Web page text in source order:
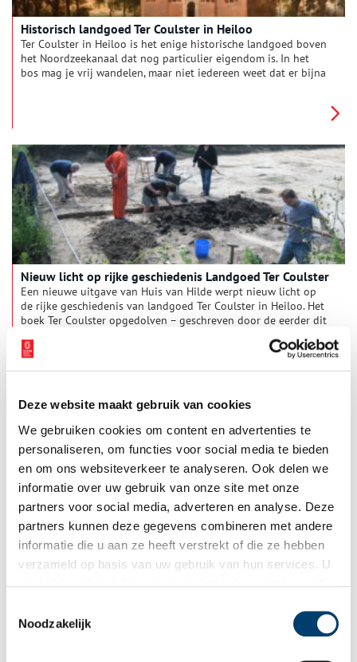
Deze website maakt gebruik van cookies
We gebruiken cookies om content en advertenties te
personaliseren, om functies voor social media te bieden
en om ons websiteverkeer te analyseren. Ook delen we
informatie over uw gebruik van onze site met onze
partners voor social media, adverteren en analyse. Deze
partners kunnen deze gegevens combineren met andere
informatie die u aan ze heeft verstrekt of die ze hebben
verzameld op basis van uw gebruik van hun services. U
Noodzakelijk
Historisch landgoed Ter Coulster in Heiloo
Ter Coulster in Heiloo is het enige historische landgoed boven
het Noordzeekanaal dat nog particulier eigendom is. In het
bos mag je vrij wandelen, maar niet iedereen weet dat er bijna
Nieuw licht op rijke geschiedenis Landgoed Ter Coulster
Een nieuwe uitgave van Huis van Hilde werpt nieuw licht op
de rijke geschiedenis van landgoed Ter Coulster in Heiloo. Het
boek Ter Coulster opgedolven – geschreven door de eerder dit
historische bronnen en bouwhistorisch onderzoek samen in
één compleet verhaal over het enige particuliere historische
Oer-IJ lezing: De Oer-IJ delta in de Middeleeuwen
Stichting Oer-IJ organiseert in oktober, november en december
een serie van vier lezingen die allen een aspect behandelen uit
de omgeving waar ooit een zijtak van de rivier de Rijn bij
Middeleeuwen uit moet hebben gezien. Wie er woonden en